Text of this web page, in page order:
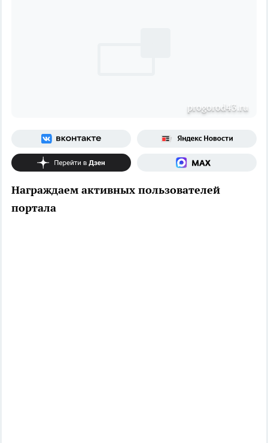
рrogorod43.ru
Награждаем активных пользователей
портала